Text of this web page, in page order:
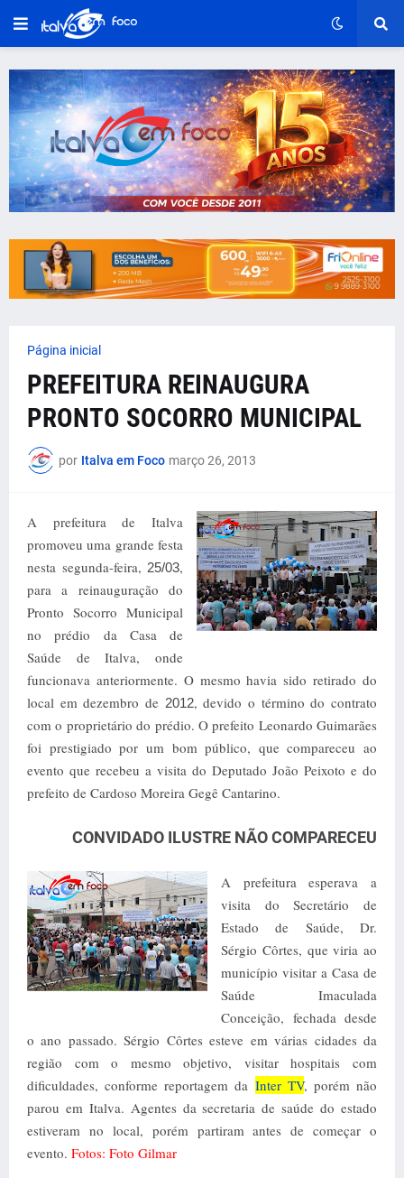
Página inicial
PREFEITURA REINAUGURA
PRONTO SOCORRO MUNICIPAL
por Italva em Foco março 26, 2013
A prefeitura de Italva
promoveu uma grande festa
nesta segunda-feira, 25/03,
para a reinauguração do
Pronto Socorro Municipal
no prédio da Casa de
Saúde de Italva, onde
funcionava anteriormente. O mesmo havia sido retirado do
local em dezembro de 2012, devido o término do contrato
com o proprietário do prédio. O prefeito Leonardo Guimarães
foi prestigiado por um bom público, que compareceu ao
evento que recebeu a visita do Deputado João Peixoto e do
prefeito de Cardoso Moreira Gegê Cantarino.
CONVIDADO ILUSTRE NÃO COMPARECEU
A prefeitura esperava a
visita do Secretário de
Estado de Saúde, Dr.
Sérgio Côrtes, que viria ao
município visitar a Casa de
Saúde Imaculada
Conceição, fechada desde
o ano passado. Sérgio Côrtes esteve em várias cidades da
região com o mesmo objetivo, visitar hospitais com
dificuldades, conforme reportagem da Inter TV, porém não
parou em Italva. Agentes da secretaria de saúde do estado
estiveram no local, porém partiram antes de começar o
evento. Fotos: Foto Gilmar